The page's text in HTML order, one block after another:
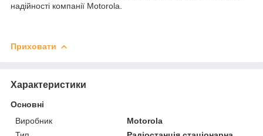
надійності компанії Motorola.
Приховати
Характеристики
Основні
Виробник
Motorola